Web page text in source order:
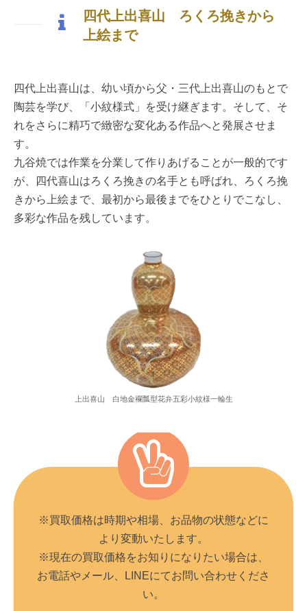
四代上出喜山 ろくろ挽きから
上絵まで
四代上出喜山は、幼い頃から父・三代上出喜山のもとで
陶芸を学び、「小紋様式」を受け継ぎます。そして、そ
れをさらに精巧で緻密な変化ある作品へと発展させま
す。
九谷焼では作業を分業して作りあげることが一般的です
が、四代喜山はろくろ挽きの名手とも呼ばれ、ろくろ挽
きから上絵まで、最初から最後までをひとりでこなし、
多彩な作品を残しています。
上出喜山 白地金襴瓢型花弁五彩小紋様一輪生
※買取価格は時期や相場、お品物の状態などに
より変動いたします。
※現在の買取価格をお知りになりたい場合は、
お電話やメール、LINEにてお問い合わせくださ
い。